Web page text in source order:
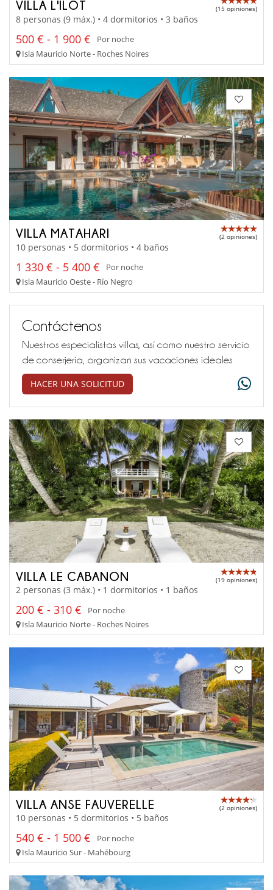
VILLA L'ILOT (15 opiniones)
8 personas (9 máx.) • 4 dormitorios • 3 baños
500 € - 1 900 €
Por noche
Isla Mauricio Norte - Roches Noires
VILLA MATAHARI (2 opiniones)
10 personas • 5 dormitorios • 4 baños
1 330 € - 5 400 €
Por noche
Isla Mauricio Oeste - Río Negro
Contáctenos
Nuestros especialistas villas, así como nuestro servicio
de conserjería, organizan sus vacaciones ideales
HACER UNA SOLICITUD
VILLA LE CABANON (19 opiniones)
2 personas (3 máx.) • 1 dormitorios • 1 baños
200 € - 310 €
Por noche
Isla Mauricio Norte - Roches Noires
VILLA ANSE FAUVERELLE (2 opiniones)
10 personas • 5 dormitorios • 5 baños
540 € - 1 500 €
Por noche
Isla Mauricio Sur - Mahébourg